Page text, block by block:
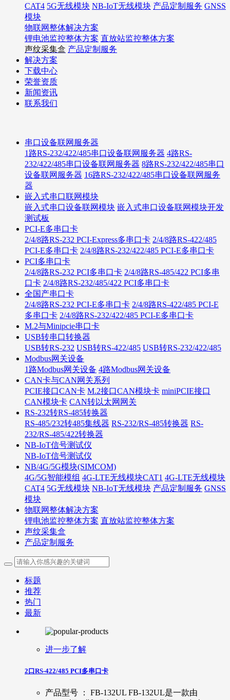
CAT4 5G无线模块 NB-IoT无线模块 产品定制服务 GNSS
模块
物联网整体解决方案
锂电池监控整体方案 直放站监控整体方案
声纹采集盒 产品定制服务
解决方案
下载中心
荣誉资质
新闻资讯
联系我们
串口设备联网服务器
1路RS-232/422/485串口设备联网服务器 4路RS-
232/422/485串口设备联网服务器 8路RS-232/422/485串口
设备联网服务器 16路RS-232/422/485串口设备联网服务
器
嵌入式串口联网模块
嵌入式串口设备联网模块 嵌入式串口设备联网模块开发
测试板
PCI-E多串口卡
2/4/8路RS-232 PCI-Express多串口卡 2/4/8路RS-422/485
PCI-E多串口卡 2/4/8路RS-232/422/485 PCI-E多串口卡
PCI多串口卡
2/4/8路RS-232 PCI多串口卡 2/4/8路RS-485/422 PCI多串
口卡 2/4/8路RS-232/485/422 PCI多串口卡
全国产串口卡
2/4/8路RS-232 PCI-E多串口卡 2/4/8路RS-422/485 PCI-E
多串口卡 2/4/8路RS-232/422/485 PCI-E多串口卡
M.2与Minipcie串口卡
USB转串口转换器
USB转RS-232 USB转RS-422/485 USB转RS-232/422/485
Modbus网关设备
1路Modbus网关设备 4路Modbus网关设备
CAN卡与CAN网关系列
PCIE接口CAN卡 M.2接口CAN模块卡 miniPCIE接口
CAN模块卡 CAN转以太网网关
RS-232转RS-485转换器
RS-485/232转485集线器 RS-232/RS-485转换器 RS-
232/RS-485/422转换器
NB-IoT信号测试仪
NB-IoT信号测试仪
NB/4G/5G模块(SIMCOM)
4G/5G智能模组 4G-LTE无线模块CAT1 4G-LTE无线模块
CAT4 5G无线模块 NB-IoT无线模块 产品定制服务 GNSS
模块
物联网整体解决方案
锂电池监控整体方案 直放站监控整体方案
声纹采集盒
产品定制服务
标题
推荐
热门
最新
进一步了解
2口RS-422/485 PCI多串口卡
产品型号 ： FB-132UL FB-132UL是一款由